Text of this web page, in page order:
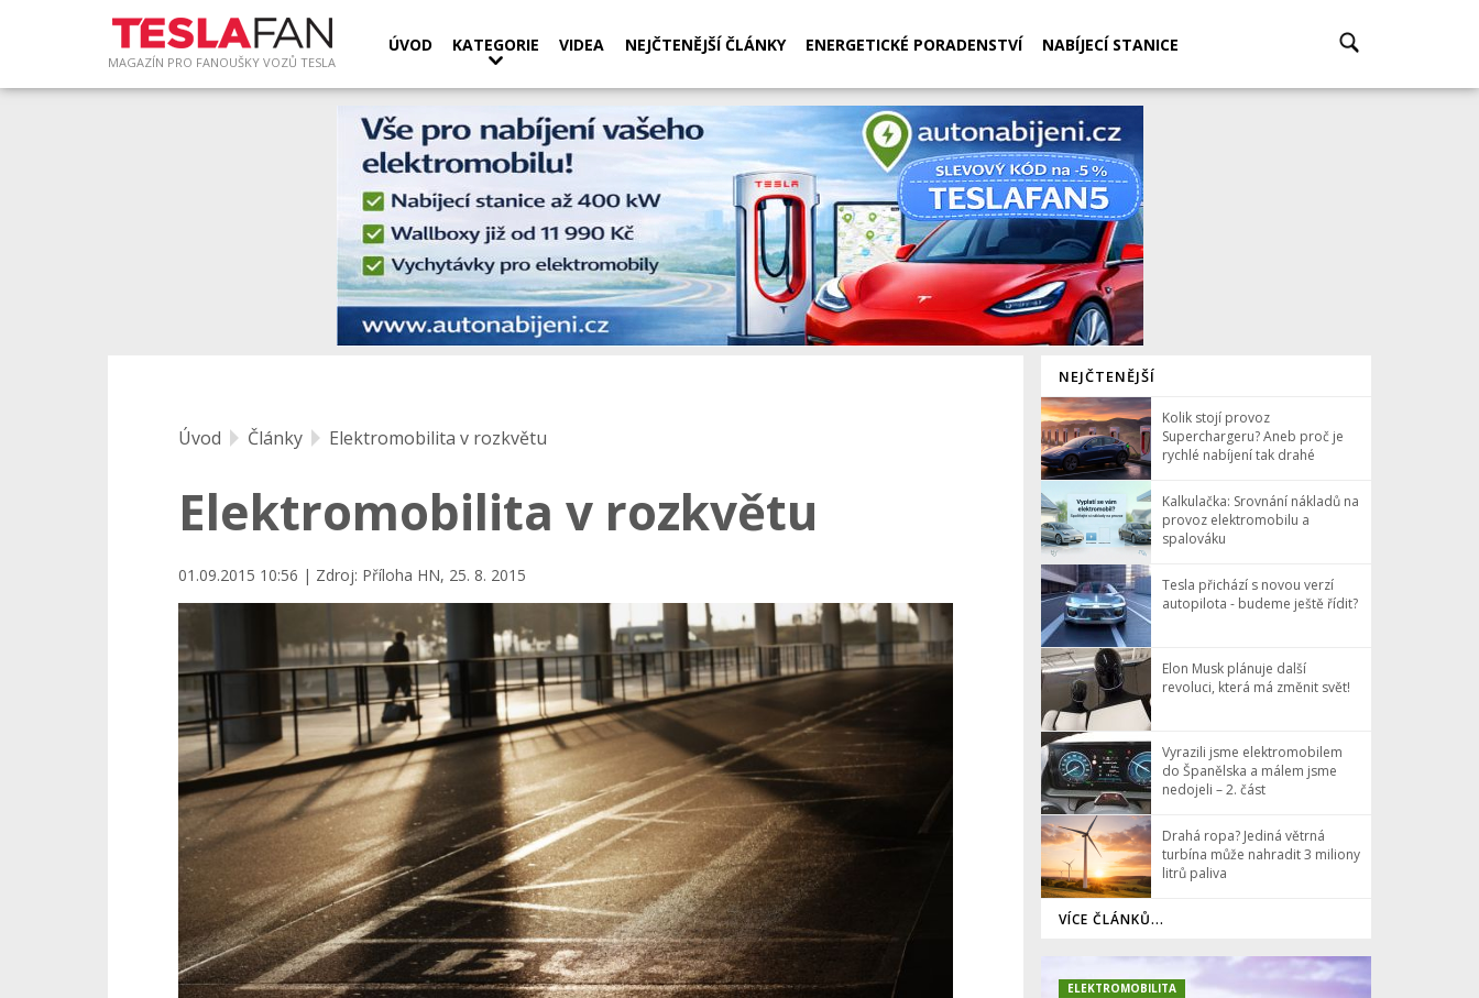
MAGAZÍN PRO FANOUŠKY VOZŮ TESLA
ÚVOD KATEGORIE VIDEA NEJČTENĚJŠÍ ČLÁNKY ENERGETICKÉ PORADENSTVÍ NABÍJECÍ STANICE
Úvod Články Elektromobilita v rozkvětu
Elektromobilita v rozkvětu
01.09.2015 10:56 | Zdroj: Příloha HN, 25. 8. 2015
NEJČTENĚJŠÍ
Kolik stojí provoz
Superchargeru? Aneb proč je
rychlé nabíjení tak drahé
Kalkulačka: Srovnání nákladů na
provoz elektromobilu a
spalováku
Tesla přichází s novou verzí
autopilota - budeme ještě řídit?
Elon Musk plánuje další
revoluci, která má změnit svět!
Vyrazili jsme elektromobilem
do Španělska a málem jsme
nedojeli – 2. část
Drahá ropa? Jediná větrná
turbína může nahradit 3 miliony
litrů paliva
VÍCE ČLÁNKŮ...
ELEKTROMOBILITA